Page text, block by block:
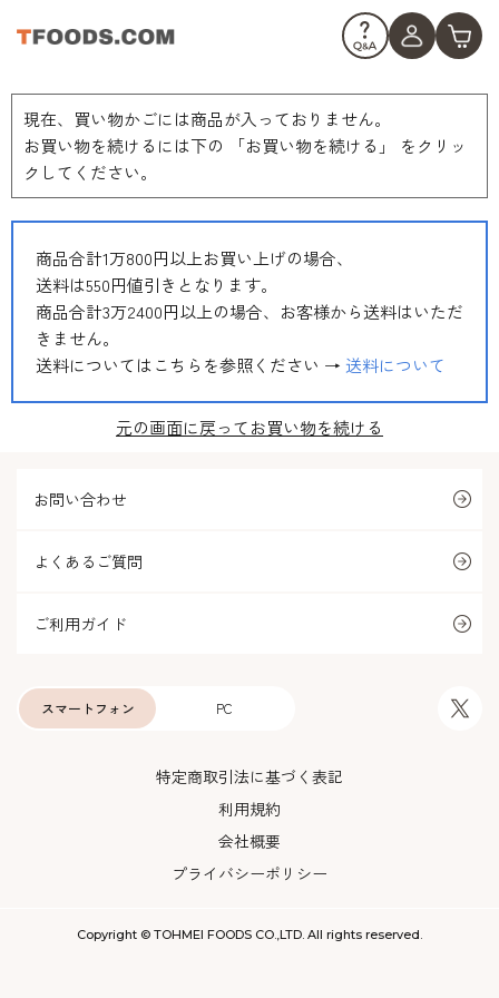
現在、買い物かごには商品が入っておりません。
お買い物を続けるには下の 「お買い物を続ける」 をクリッ
クしてください。
商品合計1万800円以上お買い上げの場合、
送料は550円値引きとなります。
商品合計3万2400円以上の場合、お客様から送料はいただ
きません。
送料についてはこちらを参照ください → 送料について
元の画面に戻ってお買い物を続ける
お問い合わせ
よくあるご質問
ご利用ガイド
PC
スマートフォン
特定商取引法に基づく表記
利用規約
会社概要
プライバシーポリシー
Copyright © TOHMEI FOODS CO.,LTD. All rights reserved.